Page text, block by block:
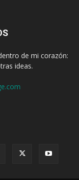
de mi corazón:
ideas.